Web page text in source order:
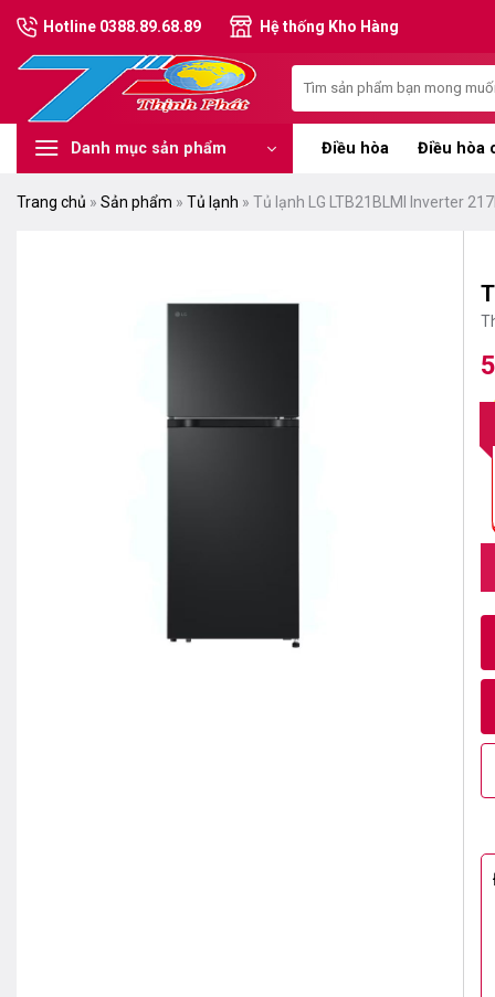
Chuyển
đến
nội
Hotline 0388.89.68.89 Hệ thống Kho Hàng
kiếm:
Danh mục sản phẩm Điều hòa Điều hòa
Trang chủ » Sản phẩm » Tủ lạnh » Tủ lạnh LG LTB21BLMI Inverter
Giá
Giá
là: